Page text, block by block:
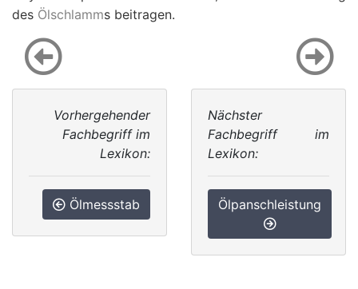
des Ölschlamms beitragen.
Vorhergehender
Fachbegriff im
Lexikon:
Ölmessstab
Nächster
Fachbegriff im
Lexikon:
Ölpanschleistung